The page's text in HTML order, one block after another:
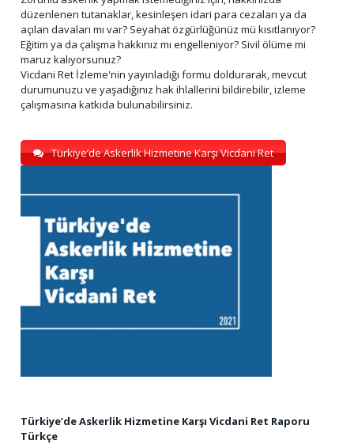
düzenlenen tutanaklar, kesinleşen idari para cezaları ya da
açılan davaları mı var? Seyahat özgürlüğünüz mü kısıtlanıyor?
Eğitim ya da çalışma hakkınız mı engelleniyor? Sivil ölüme mi
maruz kalıyorsunuz?
Vicdani Ret İzleme'nin yayınladığı formu doldurarak, mevcut
durumunuzu ve yaşadığınız hak ihlallerini bildirebilir, izleme
çalışmasına katkıda bulunabilirsiniz.
Türkiye’de Askerlik Hizmetine Karşı Vicdani Ret
Türkiye’de Askerlik Hizmetine Karşı Vicdani Ret Raporu
Türkçe